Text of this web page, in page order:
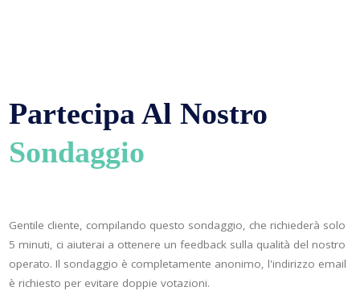
Partecipa Al Nostro
Sondaggio
Gentile cliente, compilando questo sondaggio, che richiederà solo
5 minuti, ci aiuterai a ottenere un feedback sulla qualità del nostro
operato. Il sondaggio è completamente anonimo, l'indirizzo email
è richiesto per evitare doppie votazioni.